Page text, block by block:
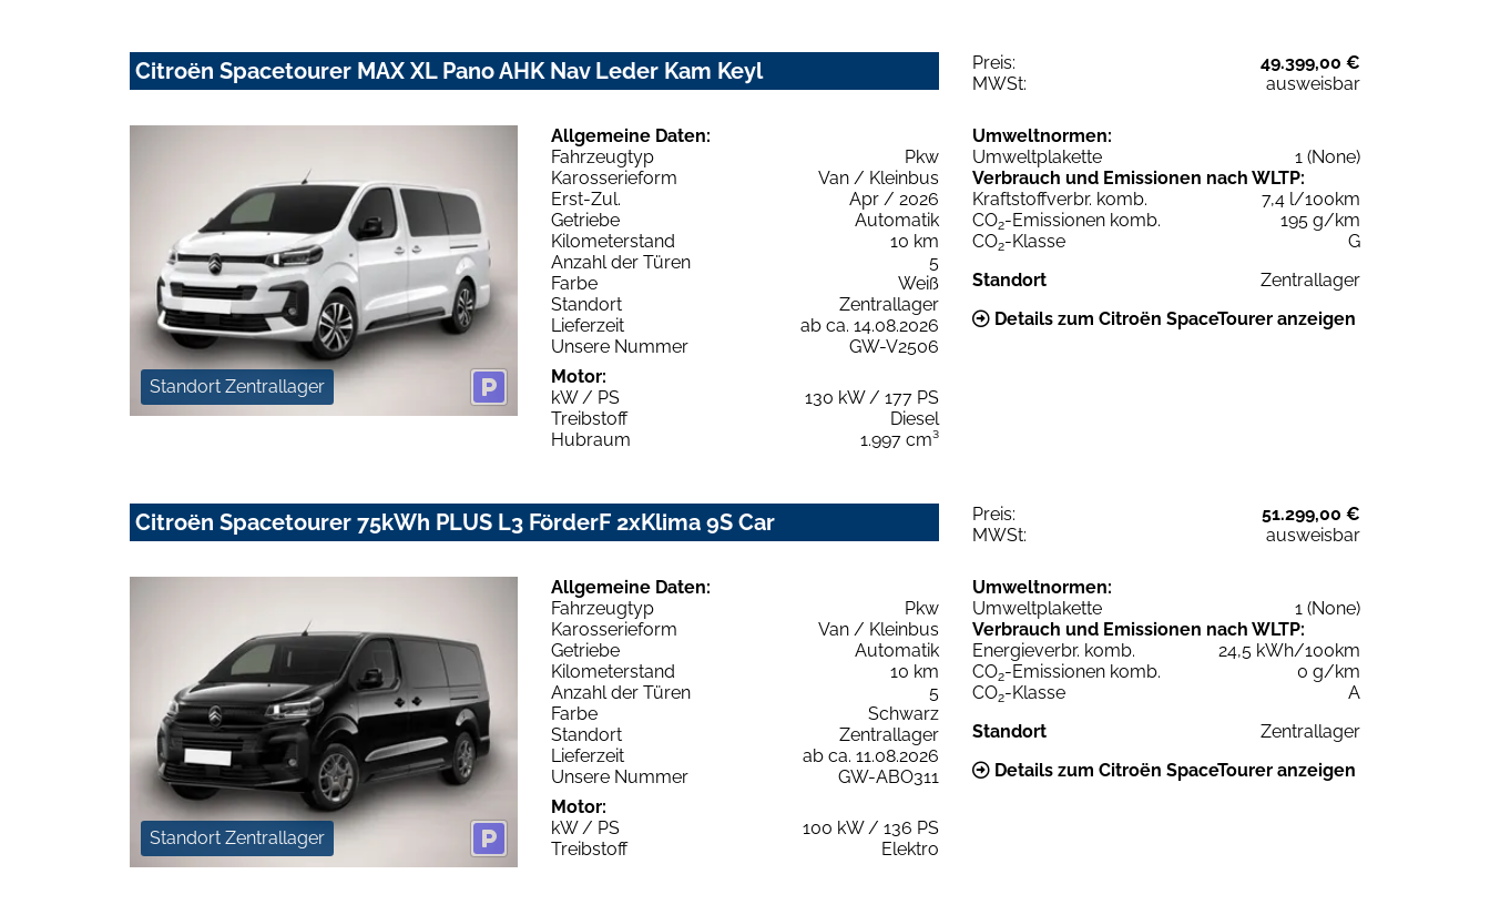
Citroën Spacetourer MAX XL Pano AHK Nav Leder Kam Keyl Preis:
49.399,00 €
MWSt:
ausweisbar
Standort Zentrallager
Allgemeine Daten:
Fahrzeugtyp
Pkw
Karosserieform
Van / Kleinbus
Erst-Zul.
Apr / 2026
Getriebe
Automatik
Kilometerstand
10 km
Anzahl der Türen
5
Farbe
Weiß
Standort
Zentrallager
Lieferzeit
ab ca. 14.08.2026
Unsere Nummer
GW-V2506
Motor:
kW / PS
130 kW / 177 PS
Treibstoff
Diesel
Hubraum
1.997 cm³
Umweltnormen:
Umweltplakette
1 (None)
Verbrauch und Emissionen nach WLTP:
Kraftstoffverbr. komb.
7,4 l/100km
CO2-Emissionen komb.
195 g/km
CO2-Klasse
G
Standort
Zentrallager
Details zum Citroën SpaceTourer anzeigen
Citroën Spacetourer 75kWh PLUS L3 FörderF 2xKlima 9S Car Preis:
51.299,00 €
MWSt:
ausweisbar
Standort Zentrallager
Allgemeine Daten:
Fahrzeugtyp
Pkw
Karosserieform
Van / Kleinbus
Getriebe
Automatik
Kilometerstand
10 km
Anzahl der Türen
5
Farbe
Schwarz
Standort
Zentrallager
Lieferzeit
ab ca. 11.08.2026
Unsere Nummer
GW-ABO311
Motor:
kW / PS
100 kW / 136 PS
Treibstoff
Elektro
Umweltnormen:
Umweltplakette
1 (None)
Verbrauch und Emissionen nach WLTP:
Energieverbr. komb.
24,5 kWh/100km
CO2-Emissionen komb.
0 g/km
CO2-Klasse
A
Standort
Zentrallager
Details zum Citroën SpaceTourer anzeigen